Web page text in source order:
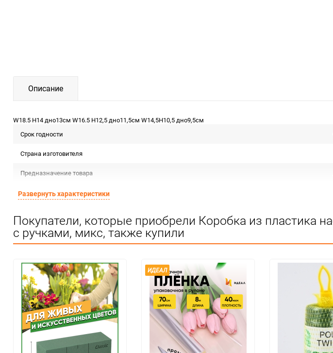
Описание
W18.5 H14 дно13см W16.5 H12,5 дно11,5см W14,5H10,5 дно9,5см
Срок годности
Страна изготовителя
Предназначение товара
Сертификация
Минимальное количество
Единица измерения
Развернуть характеристики
Покупатели, которые приобрели Коробка из пластика
с ручками, микс, также купили
ИДЕАЛ